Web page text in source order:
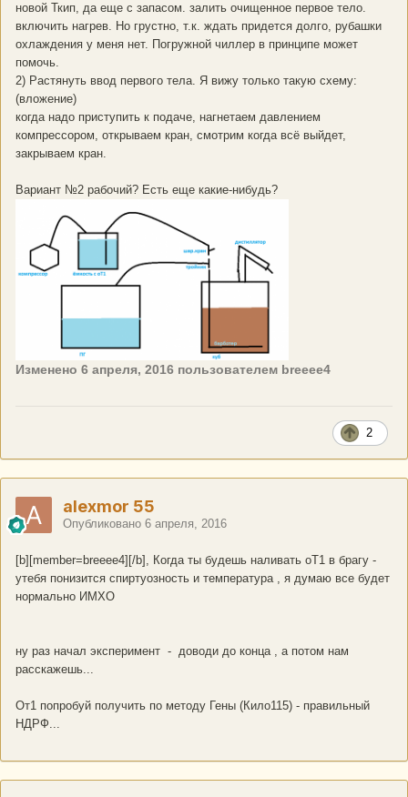
новой Ткип, да еще с запасом. залить очищенное первое тело.
включить нагрев. Но грустно, т.к. ждать придется долго, рубашки
охлаждения у меня нет. Погружной чиллер в принципе может
помочь.
2) Растянуть ввод первого тела. Я вижу только такую схему:
(вложение)
когда надо приступить к подаче, нагнетаем давлением
компрессором, открываем кран, смотрим когда всё выйдет,
закрываем кран.
Вариант №2 рабочий? Есть еще какие-нибудь?
Изменено 6 апреля, 2016 пользователем breeee4
2
alexmor 55
Опубликовано 6 апреля, 2016
[b][member=breeee4][/b], Когда ты будешь наливать оТ1 в брагу -
утебя понизится спиртуозность и температура , я думаю все будет
нормально ИМХО
ну раз начал эксперимент - доводи до конца , а потом нам
расскажешь...
От1 попробуй получить по методу Гены (Кило115) - правильный
НДРФ...